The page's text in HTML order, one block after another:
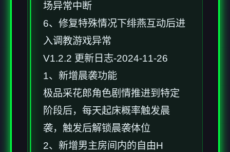
场异常中断
6、修复特殊情况下绯燕互动后进
入调教游戏异常
V1.2.2 更新日志-2024-11-26
1、新增晨袭功能
极品采花郎角色剧情推进到特定
阶段后，每天起床概率触发晨
袭，触发后解锁晨袭体位
2、新增男主房间内的自由H